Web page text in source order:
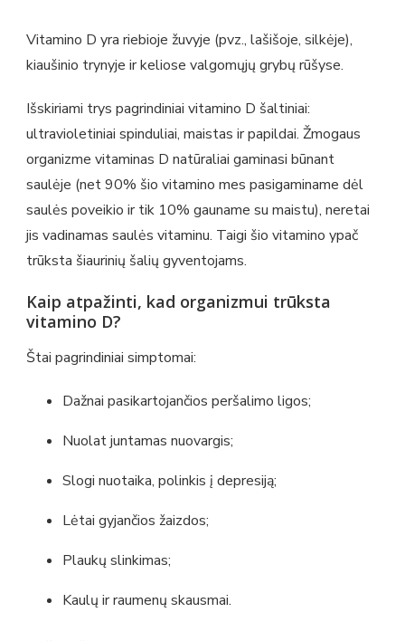
Vitamino D yra riebioje žuvyje (pvz., lašišoje, silkėje),
kiaušinio trynyje ir keliose valgomųjų grybų rūšyse.
Išskiriami trys pagrindiniai vitamino D šaltiniai:
ultravioletiniai spinduliai, maistas ir papildai. Žmogaus
organizme vitaminas D natūraliai gaminasi būnant
saulėje (net 90% šio vitamino mes pasigaminame dėl
saulės poveikio ir tik 10% gauname su maistu), neretai
jis vadinamas saulės vitaminu. Taigi šio vitamino ypač
trūksta šiaurinių šalių gyventojams.
Kaip atpažinti, kad organizmui trūksta
vitamino D?
Štai pagrindiniai simptomai:
Dažnai pasikartojančios peršalimo ligos;
Nuolat juntamas nuovargis;
Slogi nuotaika, polinkis į depresiją;
Lėtai gyjančios žaizdos;
Plaukų slinkimas;
Kaulų ir raumenų skausmai.